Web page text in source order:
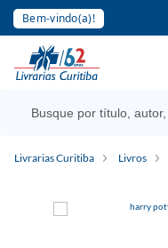
Bem-vindo(a)!
Livrarias Curitiba Livros